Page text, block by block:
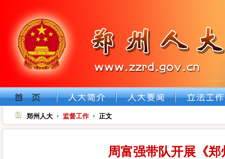
郑州人大 监督工作 正文
周富强带队开展《